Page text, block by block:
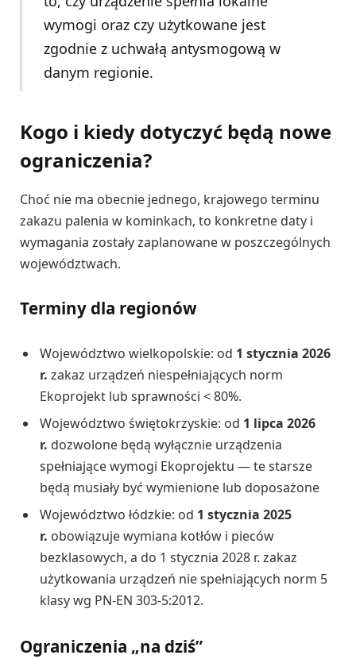
wymogi oraz czy użytkowane jest
zgodnie z uchwałą antysmogową w
danym regionie.
Kogo i kiedy dotyczyć będą nowe
ograniczenia?
Choć nie ma obecnie jednego, krajowego terminu
zakazu palenia w kominkach, to konkretne daty i
wymagania zostały zaplanowane w poszczególnych
województwach.
Terminy dla regionów
Województwo wielkopolskie: od 1 stycznia 2026
r. zakaz urządzeń niespełniających norm
Ekoprojekt lub sprawności < 80%.
Województwo świętokrzyskie: od 1 lipca 2026
r. dozwolone będą wyłącznie urządzenia
spełniające wymogi Ekoprojektu — te starsze
będą musiały być wymienione lub doposażone
Województwo łódzkie: od 1 stycznia 2025
r. obowiązuje wymiana kotłów i pieców
bezklasowych, a do 1 stycznia 2028 r. zakaz
użytkowania urządzeń nie spełniających norm 5
klasy wg PN-EN 303-5:2012.
Ograniczenia „na dziś”